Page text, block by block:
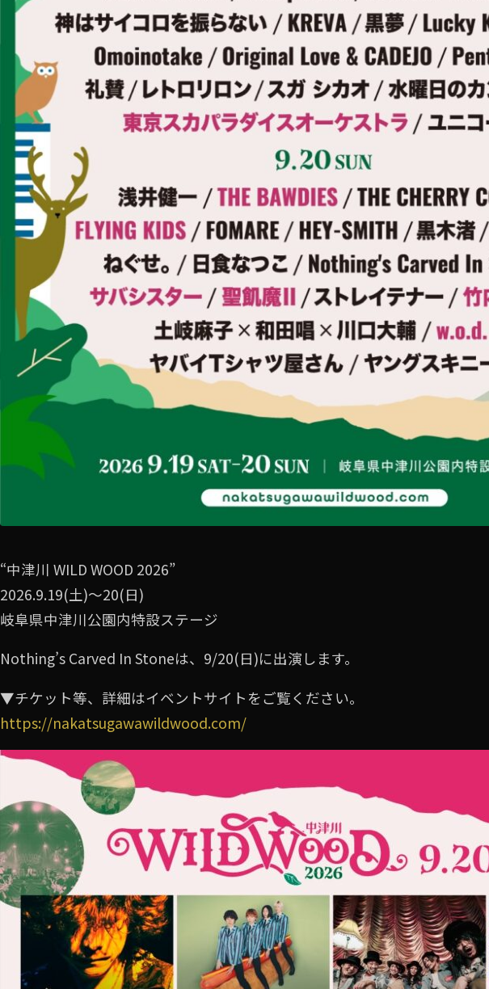
“中津川 WILD WOOD 2026”
2026.9.19(土)〜20(日)
岐阜県中津川公園内特設ステージ
Nothing’s Carved In Stoneは、9/20(日)に出演します。
▼チケット等、詳細はイベントサイトをご覧ください。
https://nakatsugawawildwood.com/